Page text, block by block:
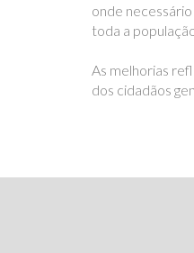
onde
toda a
As melhorias
dos cidadãos